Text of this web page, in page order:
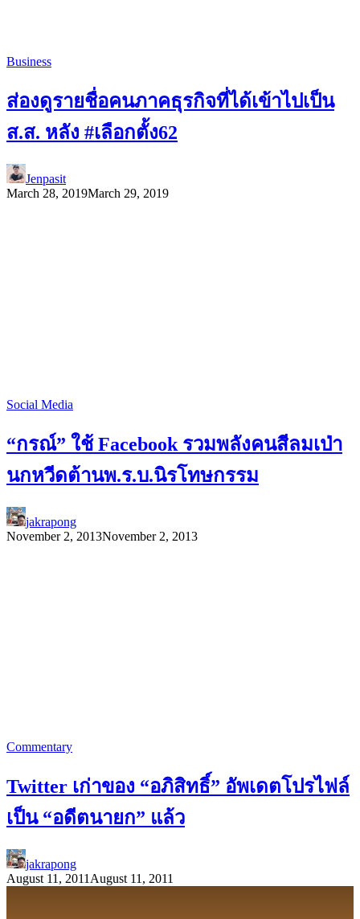
Business
ส่องดูรายชื่อคนภาคธุรกิจที่ได้เข้าไปเป็น
ส.ส. หลัง #เลือกตั้ง62
Jenpasit
March 28, 2019March 29, 2019
Social Media
“กรณ์” ใช้ Facebook รวมพลังคนสีลมเป่า
นกหวีดต้านพ.ร.บ.นิรโทษกรรม
jakrapong
November 2, 2013November 2, 2013
Commentary
Twitter เก่าของ “อภิสิทธิ์” อัพเดตโปรไฟล์
เป็น “อดีตนายก” แล้ว
jakrapong
August 11, 2011 August 11, 2011